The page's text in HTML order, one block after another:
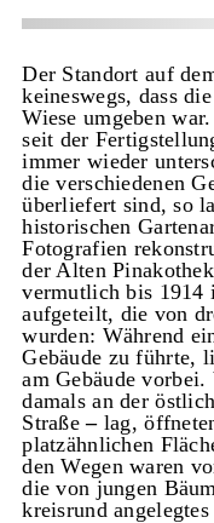
Der Standort auf
keineswegs, dass
Wiese umgeben
seit der
immer wieder
die verschiedenen
überliefert sind, so
historischen
Fotografien
der Alten
vermutlich bis 1914
aufgeteilt, die von
wurden: Während
Gebäude zu führte,
am Gebäude
damals an der
Straße–lag,
platzähnlichen
den Wegen waren
die von jungen
kreisrund